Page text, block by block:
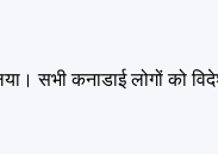
सभी कनाडाई लोगों को